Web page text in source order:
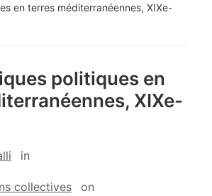
en terres méditerranéennes, XIXe-
politiques en
XIXe-
in
collectives on